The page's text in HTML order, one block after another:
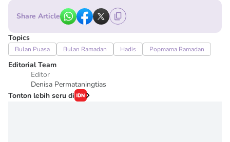
Share Article
Topics
Bulan Puasa Bulan Ramadan Hadis Popmama Ramadan
Editorial Team
Editor
Denisa Permataningtias
Tonton lebih seru di